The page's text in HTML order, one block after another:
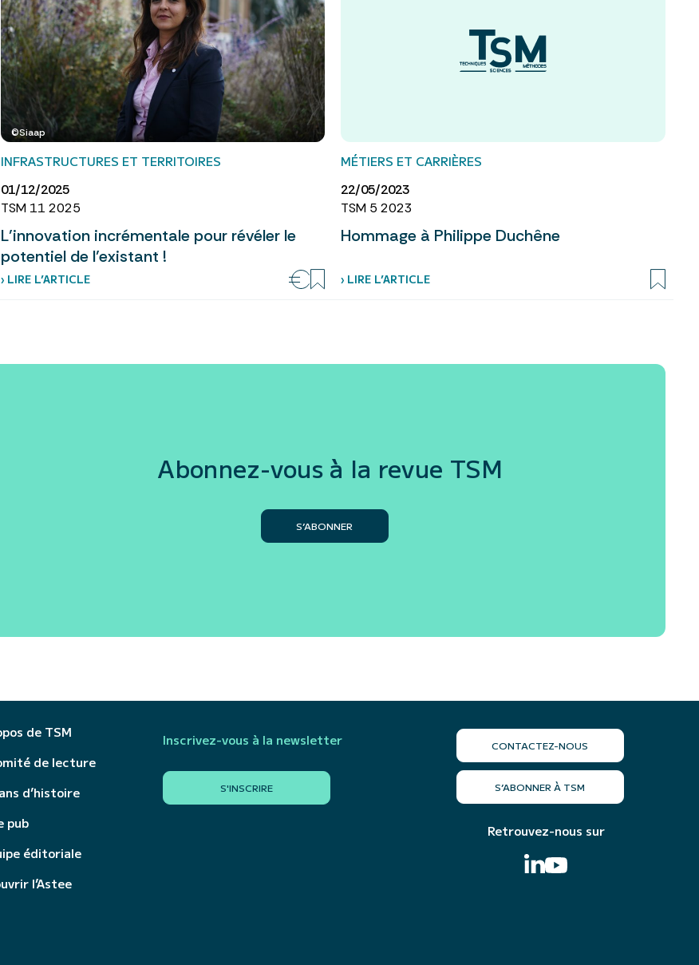
©Siaap
INFRASTRUCTURES ET TERRITOIRES
01/12/2025
TSM 11 2025
L’innovation incrémentale pour révéler le
potentiel de l’existant !
› LIRE L’ARTICLE
MÉTIERS ET CARRIÈRES
22/05/2023
TSM 5 2023
Hommage à Philippe Duchêne
› LIRE L’ARTICLE
Abonnez-vous à la revue TSM
S’ABONNER
de TSM
de lecture
d’histoire
pub
éditoriale
l’Astee
Inscrivez-vous à la newsletter
S'INSCRIRE
CONTACTEZ-NOUS
S’ABONNER À TSM
Retrouvez-nous sur